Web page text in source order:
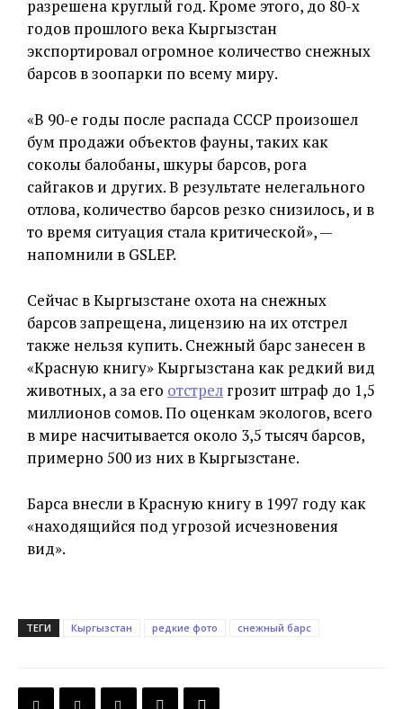
разрешена круглый год. Кроме этого, до 80-х
годов прошлого века Кыргызстан
экспортировал огромное количество снежных
барсов в зоопарки по всему миру.
«В 90-е годы после распада СССР произошел
бум продажи объектов фауны, таких как
соколы балобаны, шкуры барсов, рога
сайгаков и других. В результате нелегального
отлова, количество барсов резко снизилось, и в
то время ситуация стала критической», —
напомнили в GSLEP.
Сейчас в Кыргызстане охота на снежных
барсов запрещена, лицензию на их отстрел
также нельзя купить. Снежный барс занесен в
«Красную книгу» Кыргызстана как редкий вид
животных, а за его отстрел грозит штраф до 1,5
миллионов сомов. По оценкам экологов, всего
в мире насчитывается около 3,5 тысяч барсов,
примерно 500 из них в Кыргызстане.
Барса внесли в Красную книгу в 1997 году как
«находящийся под угрозой исчезновения
вид».
ТЕГИ Кыргызстан редкие фото снежный барс